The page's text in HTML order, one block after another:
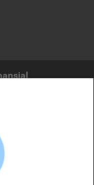
yang terdaftar di
yang
jasa keuangan yang
jawab atas tuntutan